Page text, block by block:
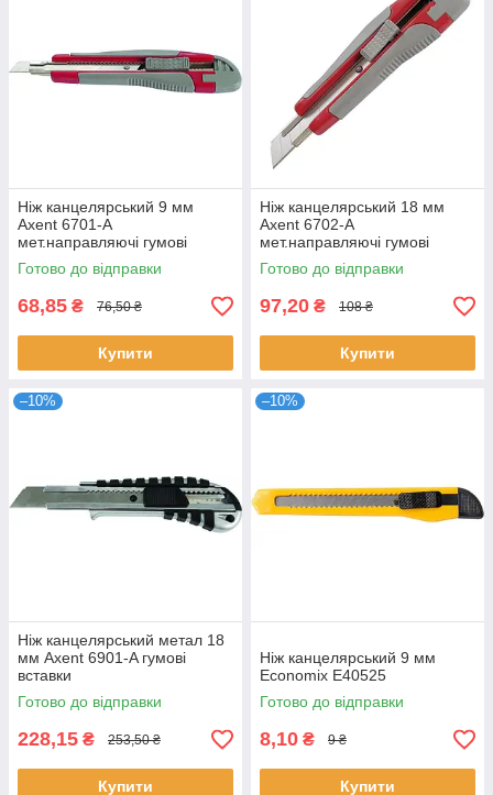
Ніж канцелярський 9 мм
Axent 6701-A
мет.направляючі гумові
вставки
Готово до відправки
68,85 ₴ 76,50 ₴
Купити
Ніж канцелярський 18 мм
Axent 6702-A
мет.направляючі гумові
вставки
Готово до відправки
97,20 ₴ 108 ₴
Купити
–10%
Ніж канцелярський метал 18
мм Axent 6901-A гумові
вставки
Готово до відправки
228,15 ₴ 253,50 ₴
Купити
–10%
Ніж канцелярський 9 мм
Economix E40525
Готово до відправки
8,10 ₴ 9 ₴
Купити